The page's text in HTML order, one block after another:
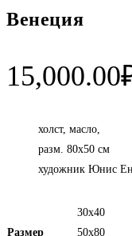
Венеция
15,000.00
холст, масло,
разм. 80х50 см
художник Юнис
Размер
30х40
50х80